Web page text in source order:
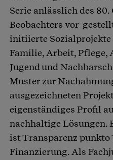
Serie anlässlich des 80.
Beobachters vor-
initiierte Sozialprojekte
Familie, Arbeit,
Jugend und
Muster zur
ausgezeichneten
eigenständiges Profil
nachhaltige Lösungen.
ist Transparenz punkto
Finanzierung. Als